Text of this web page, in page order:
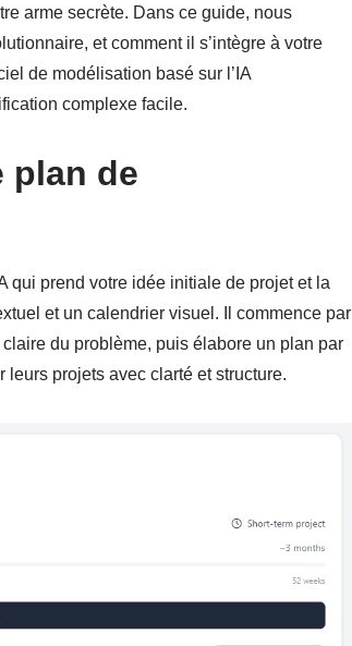
arme secrète. Dans ce guide, nous
et comment il s’intègre à votre
de modélisation basé sur l’IA
complexe facile.
plan de
qui prend votre idée initiale de projet et la
et un calendrier visuel. Il commence par
du problème, puis élabore un plan par
projets avec clarté et structure.